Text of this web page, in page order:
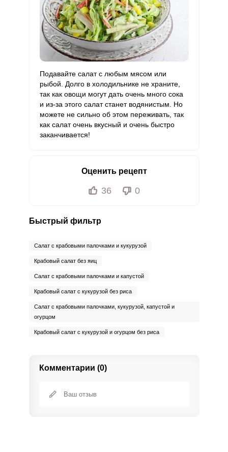
Подавайте салат с любым мясом или
рыбой. Долго в холодильнике не храните,
так как овощи могут дать очень много сока
и из-за этого салат станет водянистым. Но
можете не сильно об этом переживать, так
как салат очень вкусный и очень быстро
заканчивается!
Оценить рецепт
36 0
Быстрый фильтр
Салат с крабовыми палочками и кукурузой
Крабовый салат без яиц
Салат с крабовыми палочками и капустой
Крабовый салат с кукурузой без риса
Салат с крабовыми палочками, кукурузой, капустой и
огурцом
Крабовый салат с кукурузой и огурцом без риса
Комментарии (0)